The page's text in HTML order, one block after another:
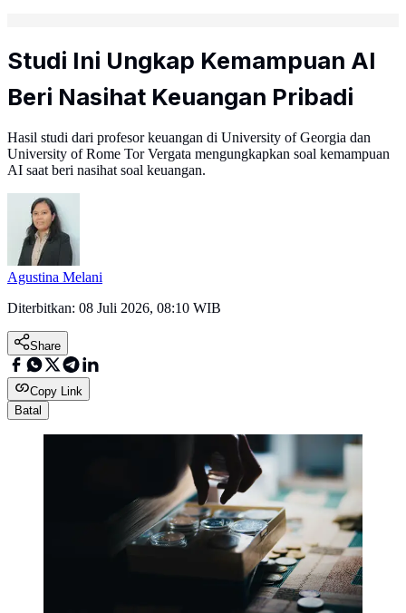
Studi Ini Ungkap Kemampuan AI
Beri Nasihat Keuangan Pribadi
Hasil studi dari profesor keuangan di University of Georgia dan
University of Rome Tor Vergata mengungkapkan soal kemampuan
AI saat beri nasihat soal keuangan.
Agustina Melani
Diterbitkan: 08 Juli 2026, 08:10 WIB
Share
Copy Link
Batal